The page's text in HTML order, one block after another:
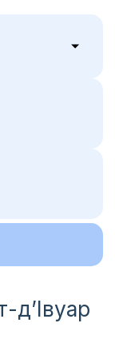
дʼІвуар